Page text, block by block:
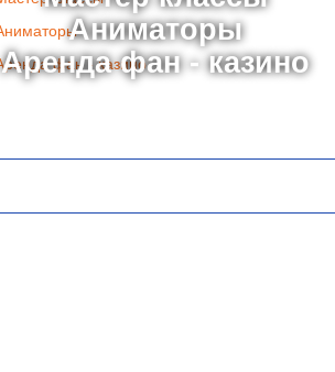
Аниматоры
Аренда фан - казино